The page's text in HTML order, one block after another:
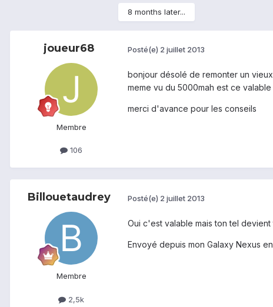
8 months later...
joueur68
Membre
106
Posté(e) 2 juillet 2013
bonjour désolé de remonter un
meme vu du 5000mah est ce
merci d'avance pour les conseils
Billouetaudrey
Membre
2,5k
Posté(e) 2 juillet 2013
Oui c'est valable mais ton tel devient
Envoyé depuis mon Galaxy Nexus